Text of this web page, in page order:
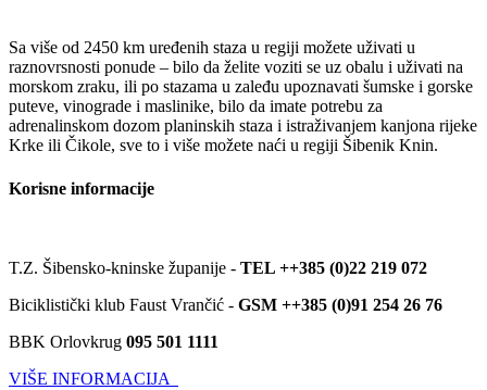
Sa više od 2450 km uređenih staza u regiji možete uživati u
raznovrsnosti ponude – bilo da želite voziti se uz obalu i uživati na
morskom zraku, ili po stazama u zaleđu upoznavati šumske i gorske
puteve, vinograde i maslinike, bilo da imate potrebu za
adrenalinskom dozom planinskih staza i istraživanjem kanjona rijeke
Krke ili Čikole, sve to i više možete naći u regiji Šibenik Knin.
Korisne informacije
T.Z. Šibensko-kninske županije - TEL ++385 (0)22 219 072
Biciklistički klub Faust Vrančić - GSM ++385 (0)91 254 26 76
BBK Orlovkrug 095 501 1111
VIŠE INFORMACIJA